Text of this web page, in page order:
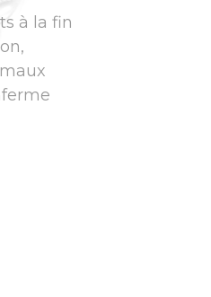
à la fin